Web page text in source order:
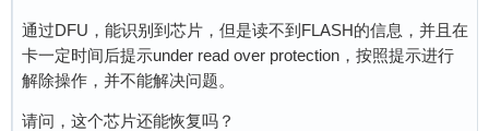
通过DFU，能识别到芯片，但是读不到FLASH的信息，并且在
卡一定时间后提示under read over protection，按照提示进行
解除操作，并不能解决问题。
请问，这个芯片还能恢复吗？